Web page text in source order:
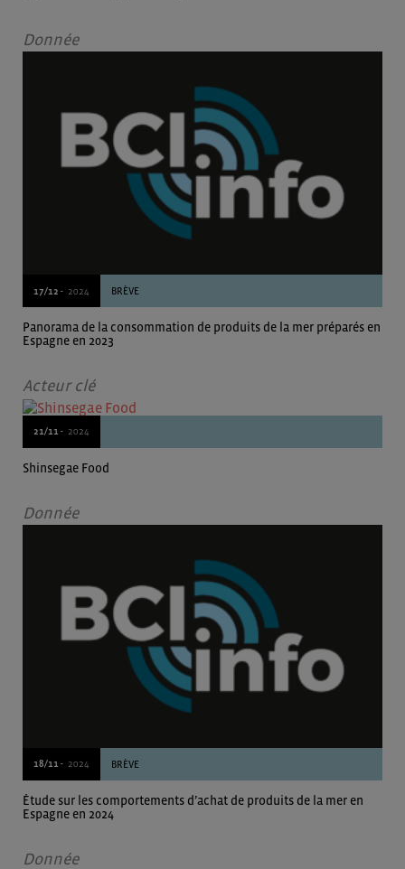
Donnée
17/12 - 2024 BRÈVE
Panorama de la consommation de produits de la mer préparés en
Espagne en 2023
Acteur clé
21/11 - 2024
Shinsegae Food
Donnée
18/11 - 2024 BRÈVE
Étude sur les comportements d’achat de produits de la mer en
Espagne en 2024
Donnée